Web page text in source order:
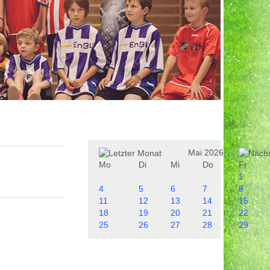
Mai 2026
Mo
Di Mi Do
Fr
1
4
5 6 7
8
11
12 13 14
15
18
19 20 21
22
25
26 27 28 29